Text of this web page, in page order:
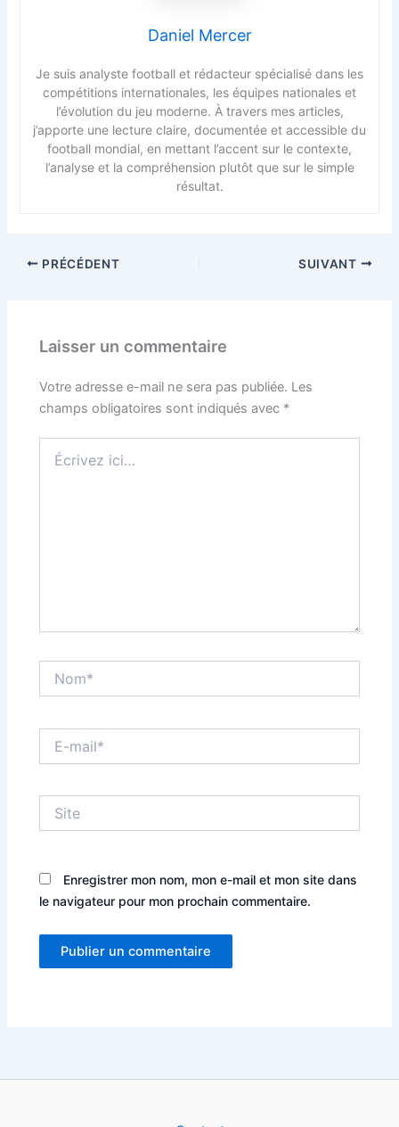
Daniel Mercer
Je suis analyste football et rédacteur spécialisé dans les
compétitions internationales, les équipes nationales et
l’évolution du jeu moderne. À travers mes articles,
j’apporte une lecture claire, documentée et accessible du
football mondial, en mettant l’accent sur le contexte,
l’analyse et la compréhension plutôt que sur le simple
résultat.
PRÉCÉDENT SUIVANT
Laisser un commentaire
Votre adresse e-mail ne sera pas publiée. Les
champs obligatoires sont indiqués avec *
ici…
mail*
Enregistrer mon nom, mon e-mail et mon site dans
le navigateur pour mon prochain commentaire.